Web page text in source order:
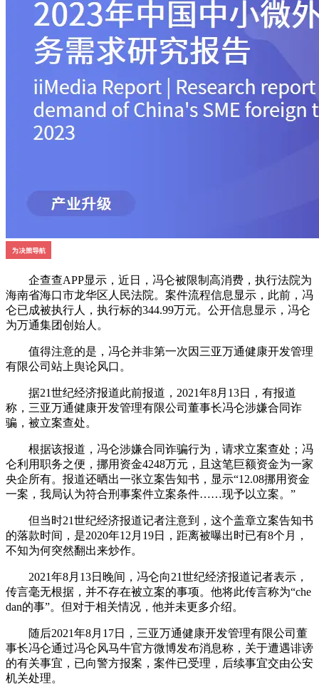
企查查APP显示，近日，冯仑被限制高消费，执行法院为
海南省海口市龙华区人民法院。案件流程信息显示，此前，冯
仑已成被执行人，执行标的344.99万元。公开信息显示，冯仑
为万通集团创始人。
值得注意的是，冯仑并非第一次因三亚万通健康开发管理
有限公司站上舆论风口。
据21世纪经济报道此前报道，2021年8月13日，有报道
称，三亚万通健康开发管理有限公司董事长冯仑涉嫌合同诈
骗，被立案查处。
根据该报道，冯仑涉嫌合同诈骗行为，请求立案查处；冯
仑利用职务之便，挪用资金4248万元，且这笔巨额资金为一家
央企所有。报道还晒出一张立案告知书，显示“12.08挪用资金
一案，我局认为符合刑事案件立案条件……现予以立案。”
但当时21世纪经济报道记者注意到，这个盖章立案告知书
的落款时间，是2020年12月19日，距离被曝出时已有8个月，
不知为何突然翻出来炒作。
2021年8月13日晚间，冯仑向21世纪经济报道记者表示，
传言毫无根据，并不存在被立案的事项。他将此传言称为“che
dan的事”。但对于相关情况，他并未更多介绍。
随后2021年8月17日，三亚万通健康开发管理有限公司董
事长冯仑通过冯仑风马牛官方微博发布消息称，关于遭遇诽谤
的有关事宜，已向警方报案，案件已受理，后续事宜交由公安
机关处理。